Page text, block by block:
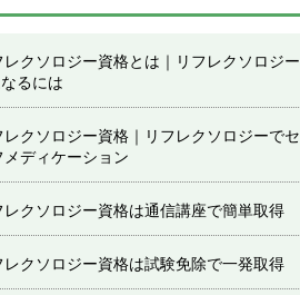
レクソロジー資格とは｜リフレクソロジー
るには
レクソロジー資格｜リフレクソロジーでセ
メディケーション
レクソロジー資格は通信講座で簡単取得
レクソロジー資格は試験免除で一発取得